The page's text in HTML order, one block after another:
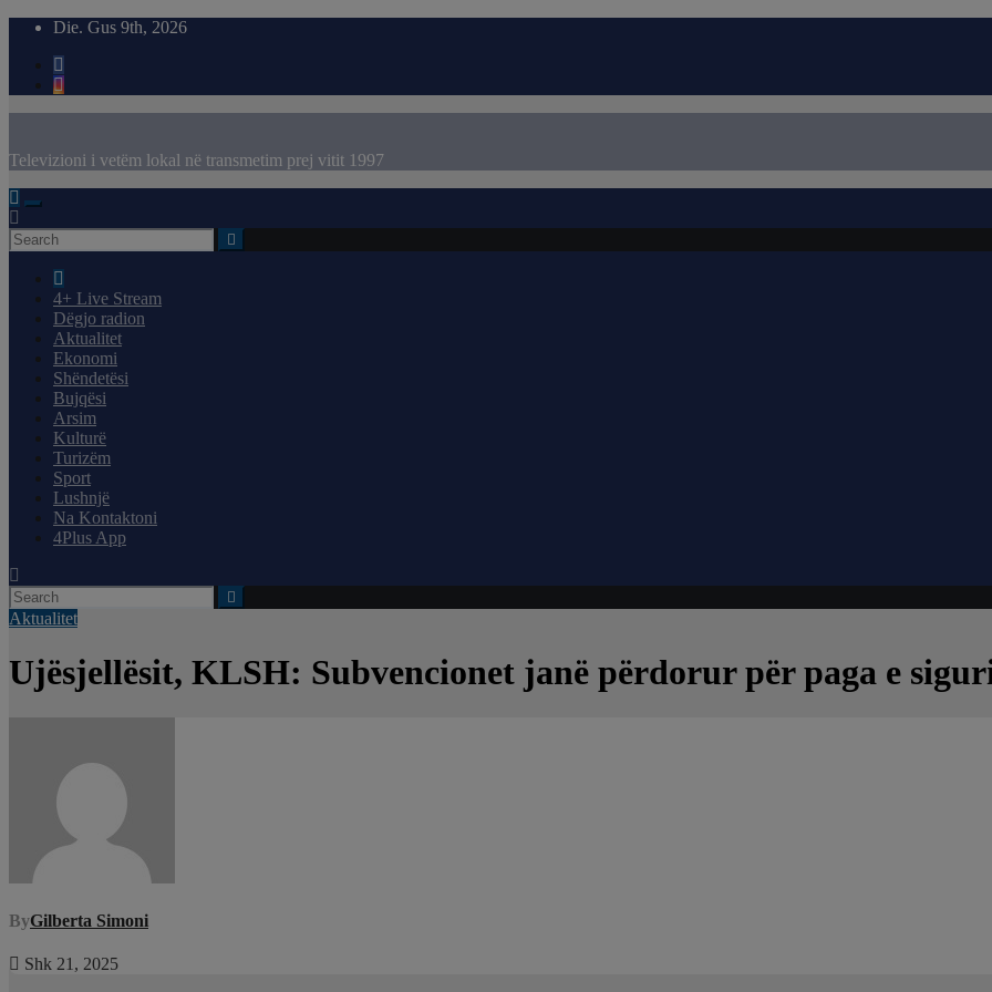
Skip
content
Die. Gus 9th, 2026
Televizioni i vetëm lokal në transmetim prej vitit 1997
4+ Live Stream
Dëgjo radion
Aktualitet
Ekonomi
Shëndetësi
Bujqësi
Arsim
Kulturë
Turizëm
Sport
Lushnjë
Na Kontaktoni
4Plus App
Aktualitet
Ujësjellësit, KLSH: Subvencionet janë përdorur për paga e
ByGilberta Simoni
Shk 21, 2025